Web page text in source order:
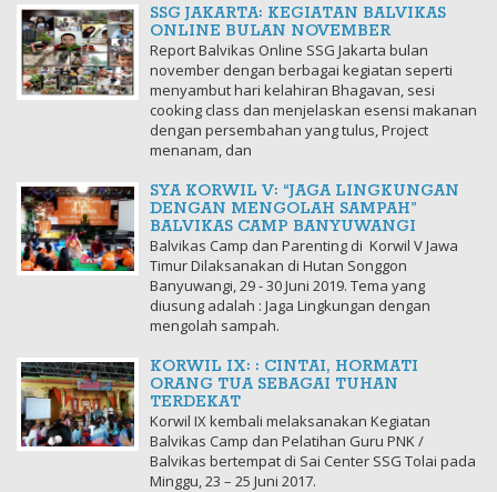
SSG JAKARTA: KEGIATAN BALVIKAS
ONLINE BULAN NOVEMBER
Report Balvikas Online SSG Jakarta bulan
november dengan berbagai kegiatan seperti
menyambut hari kelahiran Bhagavan, sesi
cooking class dan menjelaskan esensi makanan
dengan persembahan yang tulus, Project
menanam, dan
SYA KORWIL V: “JAGA LINGKUNGAN
DENGAN MENGOLAH SAMPAH”
BALVIKAS CAMP BANYUWANGI
Balvikas Camp dan Parenting di Korwil V Jawa
Timur Dilaksanakan di Hutan Songgon
Banyuwangi, 29 - 30 Juni 2019. Tema yang
diusung adalah : Jaga Lingkungan dengan
mengolah sampah.
KORWIL IX: : CINTAI, HORMATI
ORANG TUA SEBAGAI TUHAN
TERDEKAT
Korwil IX kembali melaksanakan Kegiatan
Balvikas Camp dan Pelatihan Guru PNK /
Balvikas bertempat di Sai Center SSG Tolai pada
Minggu, 23 – 25 Juni 2017.